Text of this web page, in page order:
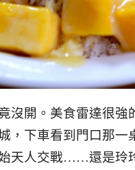
沒開。美食雷達很強
，下車看到門口那一
天人交戰……還是玲